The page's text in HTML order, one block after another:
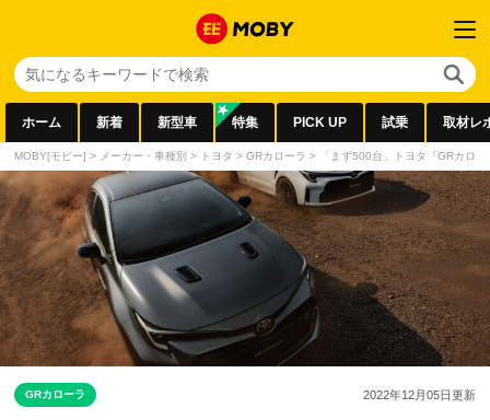
ホーム 新着 新型車 特集 PICK UP 試乗 取材レ
MOBY[モビー] > メーカー・車種別 > トヨタ > GRカローラ > 「まず500台」トヨタ『GRカロ
GRカローラ 2022年12月05日更新